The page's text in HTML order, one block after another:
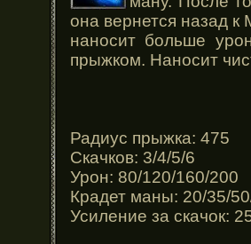
она вернется назад
наносит больше
прыжком. Наносит
Радиус прыжка: 475
Скачков: 3/4/5/6
Урон: 80/120/160/200
Крадет маны: 20/35/
Усиление за скачок: